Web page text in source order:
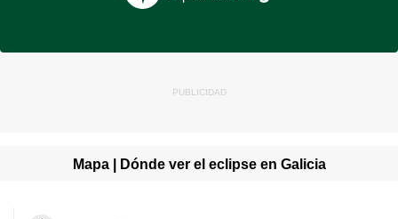
Mapa | Dónde ver el eclipse en Galicia